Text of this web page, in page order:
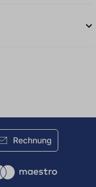
Rechnung